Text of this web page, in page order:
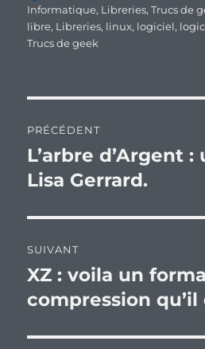
le
Informatique, Libreries,Trucs de
libre, Libreries, linux, logiciel,
Trucs de geek
de
l’article
PRÉCÉDENT
Publication
précédente :
L’arbre d’Argent
Lisa Gerrard.
SUIVANT
Publication
suivante :
XZ : voila un
compression